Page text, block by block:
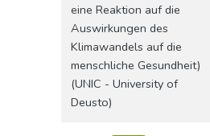
eine Reaktion auf die
Auswirkungen des
Klimawandels auf die
menschliche Gesundheit)
(UNIC - University of
Deusto)